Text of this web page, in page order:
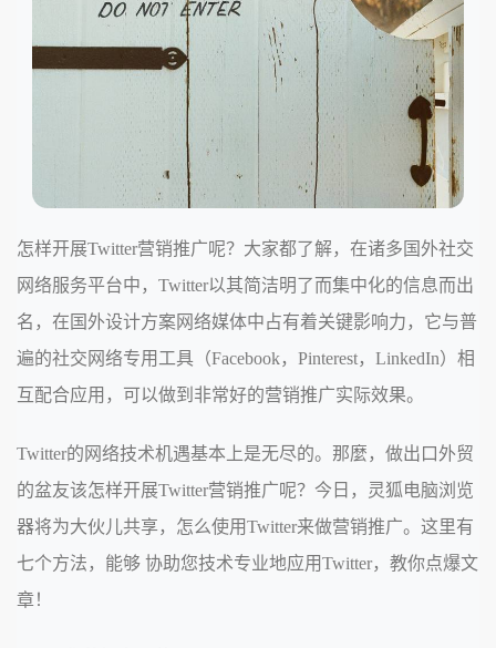
怎样开展Twitter营销推广呢？大家都了解，在诸多国外社交
网络服务平台中，Twitter以其简洁明了而集中化的信息而出
名，在国外设计方案网络媒体中占有着关键影响力，它与普
遍的社交网络专用工具（Facebook，Pinterest，LinkedIn）相
互配合应用，可以做到非常好的营销推广实际效果。
Twitter的网络技术机遇基本上是无尽的。那麼，做出口外贸
的盆友该怎样开展Twitter营销推广呢？今日，灵狐电脑浏览
器将为大伙儿共享，怎么使用Twitter来做营销推广。这里有
七个方法，能够 协助您技术专业地应用Twitter，教你点爆文
章！